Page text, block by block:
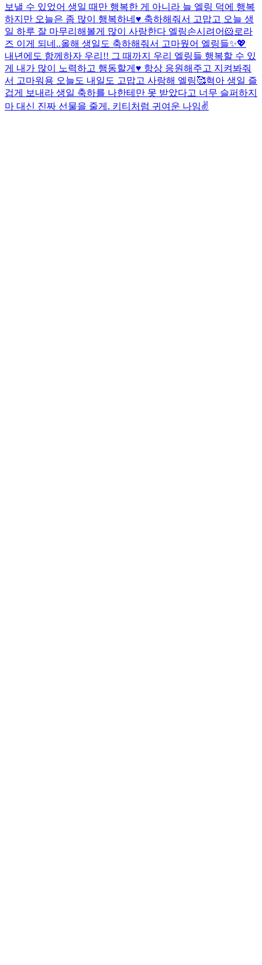
보낼 수 있었어 생일 때만 행복한 게 아니라 늘 엘링 덕에 행복
하지만 오늘은 좀 많이 행복하네♥️ 축하해줘서 고맙고 오늘 생
일 하루 잘 마무리해볼게 많이 사랑한다 엘링손시려어🐹로라
즈 이게 되네..올해 생일도 축하해줘서 고마웠어 엘링들✨💖
내년에도 함께하자 우리!! 그 때까지 우리 엘링들 행복할 수 있
게 내가 많이 노력하고 행동할게♥ 항상 응원해주고 지켜봐줘
서 고마워용 오늘도 내일도 고맙고 사랑해 엘링🥰혁아 생일 즐
겁게 보내라 생일 축하를 나한테만 못 받았다고 너무 슬퍼하지
마 대신 진짜 선물을 줄게. 키티처럼 귀여운 나임✌️